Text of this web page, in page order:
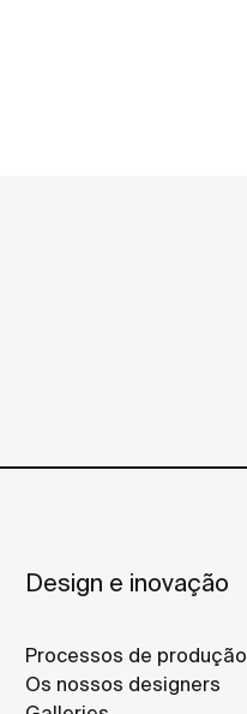
Design e inovação
Processos de produção
Os nossos designers